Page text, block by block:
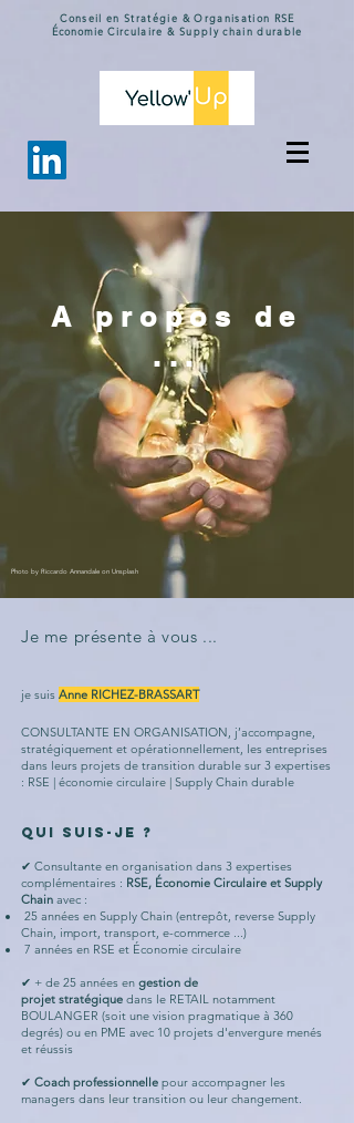
Conseil en Stratégie & Organisation RSE
Économie Circulaire & Supply chain durable
A propos de
...
Photo by Riccardo Annandale on Unsplash
Je me présente à vous ...
je suis Anne RICHEZ-BRASSART
CONSULTANTE EN ORGANISATION, j’accompagne,
stratégiquement et opérationnellement, les entreprises
dans leurs projets de transition durable sur 3 expertises
: RSE | économie circulaire | Supply Chain durable
QUI SUIS-JE ?
✔ Consultante en organisation dans 3 expertises
complémentaires : RSE, Économie Circulaire et Supply
Chain avec :
25 années en Supply Chain (entrepôt, reverse Supply
Chain, import, transport, e-commerce ...)
7 années en RSE et Économie circulaire
✔ + de 25 années en gestion de
projet stratégique dans le RETAIL notamment
BOULANGER (soit une vision pragmatique à 360
degrés) ou en PME avec 10 projets d'envergure menés
et réussis
✔ Coach professionnelle pour accompagner les
managers dans leur transition ou leur changement.